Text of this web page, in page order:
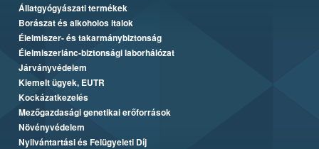
Állatgyógyászati termékek
Borászat és alkoholos italok
Élelmiszer- és takarmánybiztonság
Élelmiszerlánc-biztonsági laborhálózat
Járványvédelem
Kiemelt ügyek, EUTR
Kockázatkezelés
Mezőgazdasági genetikai erőforrások
Növényvédelem
Nyilvántartási és Felügyeleti Díj